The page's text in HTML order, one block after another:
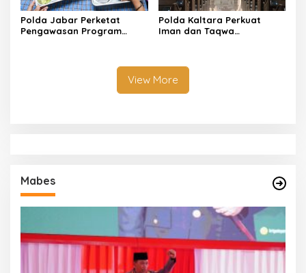
Polda Jabar Perketat
Pengawasan Program
​Polda Kaltara Perkuat
Iman dan Taqwa
View More
Mabes